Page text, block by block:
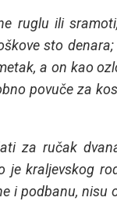
ruglu ili
sto
a on kao
povuče za
za ručak
je kraljevskog
i podbanu, nisu